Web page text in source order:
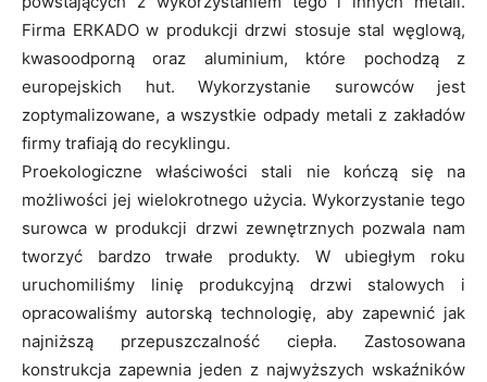
Firma ERKADO w produkcji drzwi stosuje stal węglową,
kwasoodporną oraz aluminium, które pochodzą z
europejskich hut. Wykorzystanie surowców jest
zoptymalizowane, a wszystkie odpady metali z zakładów
firmy trafiają do recyklingu.
Proekologiczne właściwości stali nie kończą się na
możliwości jej wielokrotnego użycia. Wykorzystanie tego
surowca w produkcji drzwi zewnętrznych pozwala nam
tworzyć bardzo trwałe produkty. W ubiegłym roku
uruchomiliśmy linię produkcyjną drzwi stalowych i
opracowaliśmy autorską technologię, aby zapewnić jak
najniższą przepuszczalność ciepła. Zastosowana
konstrukcja zapewnia jeden z najwyższych wskaźników